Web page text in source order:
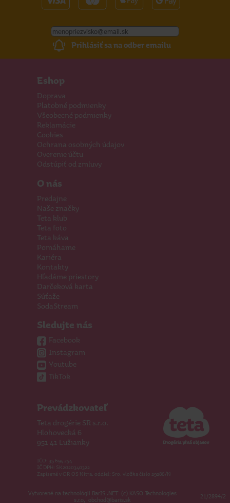
Prihlásiť sa na odber emailu
Eshop
Doprava
Platobné podmienky
Všeobecné podmienky
Reklamácie
Cookies
Ochrana osobných údajov
Overenie účtu
Odstúpiť od zmluvy
O nás
Predajne
Naše značky
Teta klub
Teta foto
Teta káva
Pomáhame
Kariéra
Kontakty
Hľadáme priestory
Darčeková karta
Súťaže
SodaStream
Sledujte nás
Facebook
Instagram
Youtube
TikTok
Prevádzkovateľ
Teta drogérie SR s.r.o.
Hlohovecká 6
951 41 Lužianky
IČO: 35 694 254
IČ DPH: SK2020340322
Zapísené v OR OS Nitra, oddiel: Sro, vložka číslo 29286/N
Vytvorené na technológii BarIS .NET (c) KASO Technologies
s.r.o, obchod@baris.sk 21/2894/2